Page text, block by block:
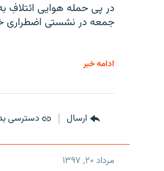
در پی حمله هوایی ائتلافِ
جمعه در نشستی اضطراری
ادامه خبر
ارسال دسترسی
مرداد ۲۰, ۱۳۹۷